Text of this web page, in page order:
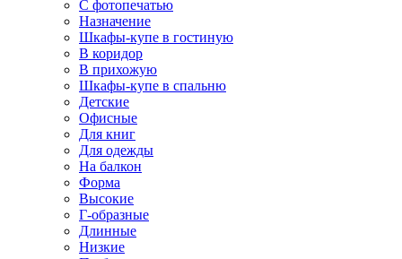
С фотопечатью
Назначение
Шкафы-купе в гостиную
В коридор
В прихожую
Шкафы-купе в спальню
Детские
Офисные
Для книг
Для одежды
На балкон
Форма
Высокие
Г-образные
Длинные
Низкие